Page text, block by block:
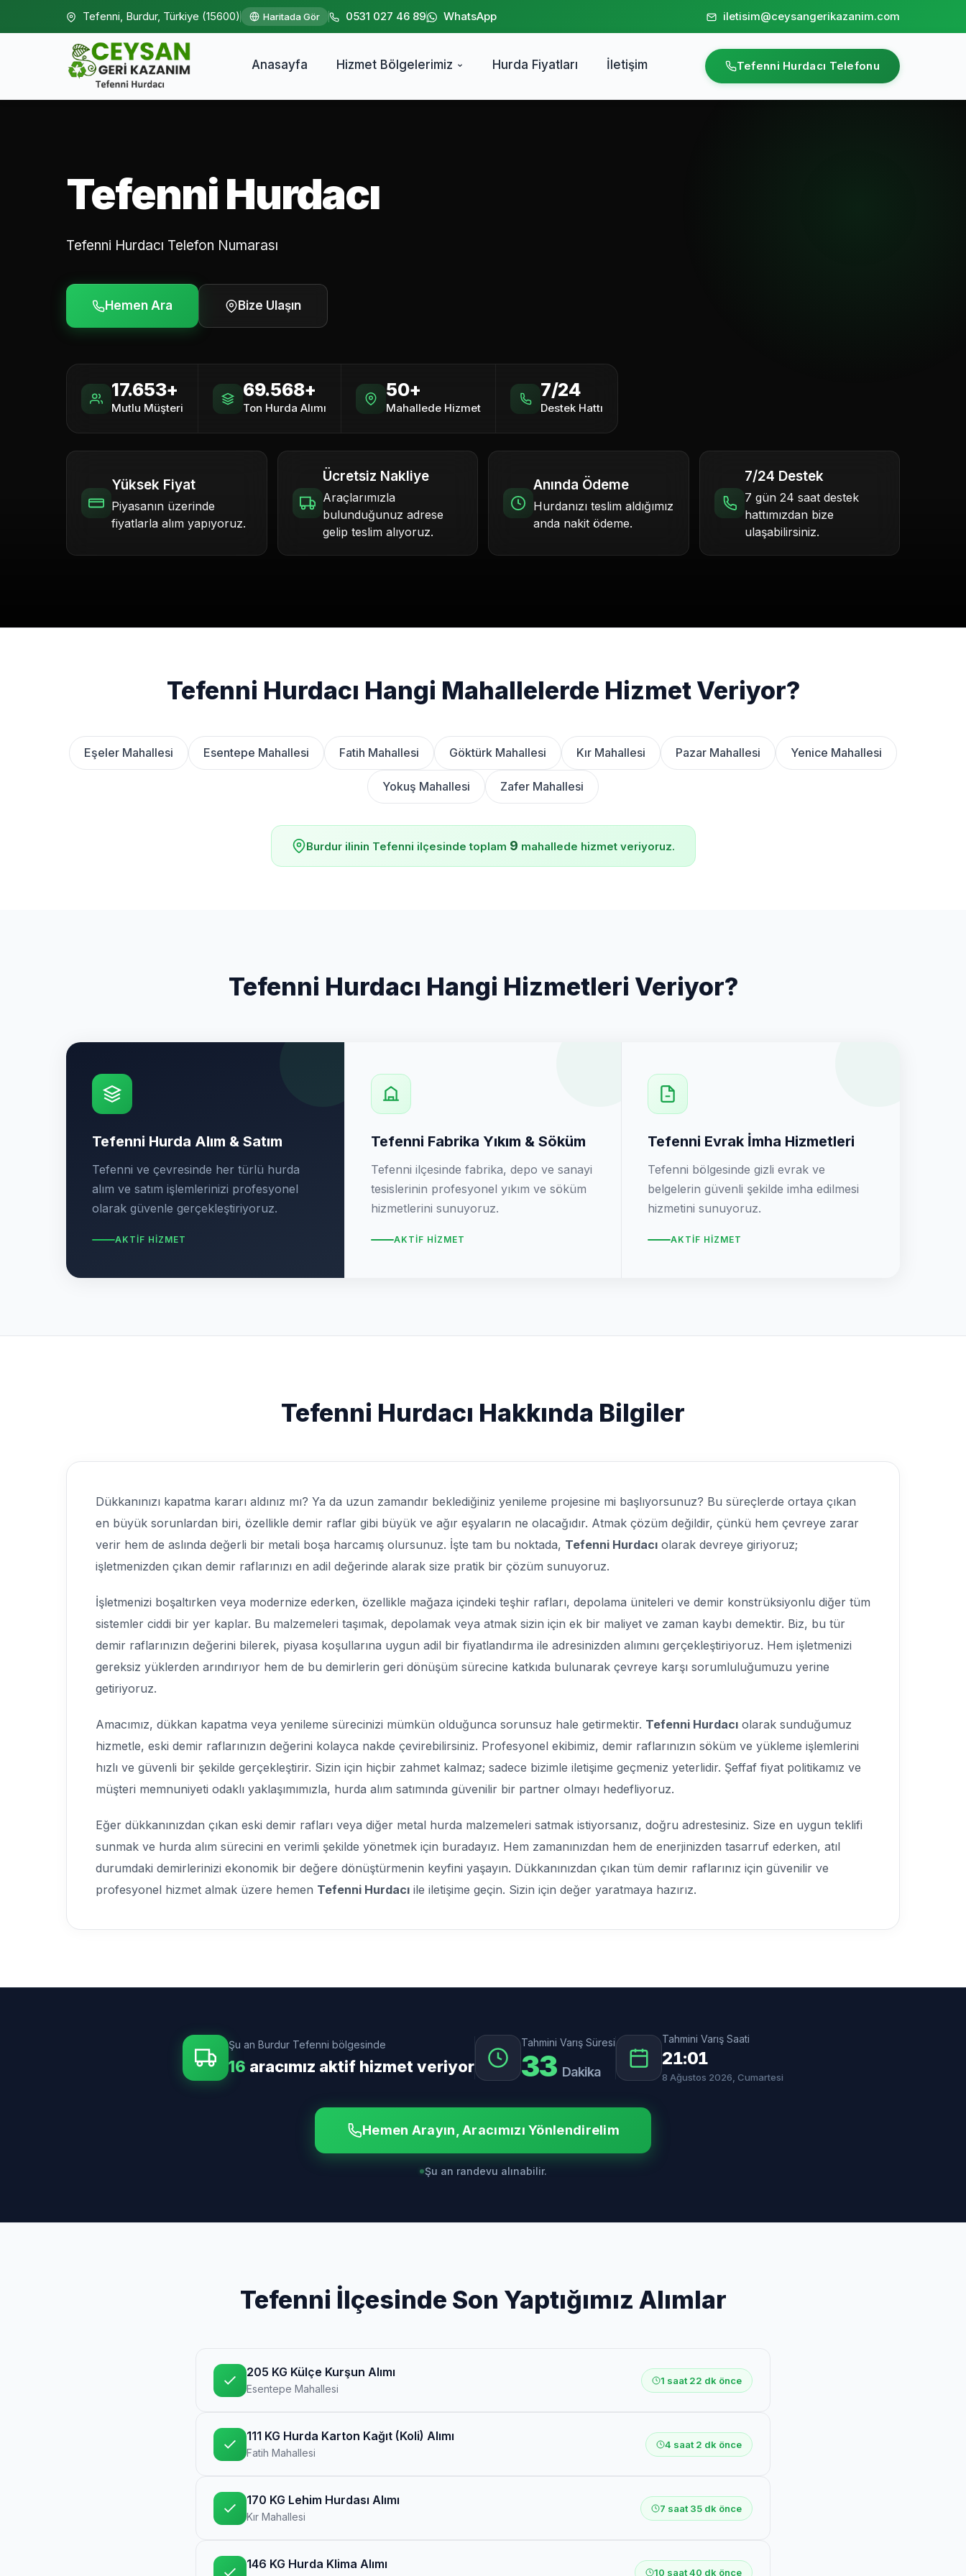
Tefenni, Burdur, Türkiye (15600) Haritada Gör 0531 027 46 89 WhatsApp iletisim@ceysangerikazanim.com
Anasayfa Hizmet Bölgelerimiz Hurda Fiyatları İletişim Tefenni Hurdacı Telefonu
Tefenni Hurdacı
Tefenni Hurdacı Telefon Numarası
Hemen Ara Bize Ulaşın
17.653+
Mutlu Müşteri
69.568+
Ton Hurda Alımı
50+
Mahallede Hizmet
7/24
Destek Hattı
Yüksek Fiyat
Piyasanın üzerinde
fiyatlarla alım yapıyoruz.
Ücretsiz Nakliye
Araçlarımızla
bulunduğunuz adrese
gelip teslim alıyoruz.
Anında Ödeme
Hurdanızı teslim aldığımız
anda nakit ödeme.
7/24 Destek
7 gün 24 saat destek
hattımızdan bize
ulaşabilirsiniz.
Tefenni Hurdacı Hangi Mahallelerde Hizmet Veriyor?
Eşeler Mahallesi Esentepe Mahallesi Fatih Mahallesi Göktürk Mahallesi Kır Mahallesi Pazar Mahallesi Yenice Mahallesi
Yokuş Mahallesi Zafer Mahallesi
Burdur ilinin Tefenni ilçesinde toplam 9 mahallede hizmet veriyoruz.
Tefenni Hurdacı Hangi Hizmetleri Veriyor?
Tefenni Hurda Alım & Satım
Tefenni ve çevresinde her türlü hurda
alım ve satım işlemlerinizi profesyonel
olarak güvenle gerçekleştiriyoruz.
AKTIF HIZMET
Tefenni Fabrika Yıkım & Söküm
Tefenni ilçesinde fabrika, depo ve sanayi
tesislerinin profesyonel yıkım ve söküm
hizmetlerini sunuyoruz.
AKTIF HIZMET
Tefenni Evrak İmha Hizmetleri
Tefenni bölgesinde gizli evrak ve
belgelerin güvenli şekilde imha edilmesi
hizmetini sunuyoruz.
AKTIF HIZMET
Tefenni Hurdacı Hakkında Bilgiler
Dükkanınızı kapatma kararı aldınız mı? Ya da uzun zamandır beklediğiniz yenileme projesine mi başlıyorsunuz? Bu süreçlerde ortaya çıkan
en büyük sorunlardan biri, özellikle demir raflar gibi büyük ve ağır eşyaların ne olacağıdır. Atmak çözüm değildir, çünkü hem çevreye zarar
verir hem de aslında değerli bir metali boşa harcamış olursunuz. İşte tam bu noktada, Tefenni Hurdacı olarak devreye giriyoruz;
işletmenizden çıkan demir raflarınızı en adil değerinde alarak size pratik bir çözüm sunuyoruz.
İşletmenizi boşaltırken veya modernize ederken, özellikle mağaza içindeki teşhir rafları, depolama üniteleri ve demir konstrüksiyonlu diğer tüm
sistemler ciddi bir yer kaplar. Bu malzemeleri taşımak, depolamak veya atmak sizin için ek bir maliyet ve zaman kaybı demektir. Biz, bu tür
demir raflarınızın değerini bilerek, piyasa koşullarına uygun adil bir fiyatlandırma ile adresinizden alımını gerçekleştiriyoruz. Hem işletmenizi
gereksiz yüklerden arındırıyor hem de bu demirlerin geri dönüşüm sürecine katkıda bulunarak çevreye karşı sorumluluğumuzu yerine
getiriyoruz.
Amacımız, dükkan kapatma veya yenileme sürecinizi mümkün olduğunca sorunsuz hale getirmektir. Tefenni Hurdacı olarak sunduğumuz
hizmetle, eski demir raflarınızın değerini kolayca nakde çevirebilirsiniz. Profesyonel ekibimiz, demir raflarınızın söküm ve yükleme işlemlerini
hızlı ve güvenli bir şekilde gerçekleştirir. Sizin için hiçbir zahmet kalmaz; sadece bizimle iletişime geçmeniz yeterlidir. Şeffaf fiyat politikamız ve
müşteri memnuniyeti odaklı yaklaşımımızla, hurda alım satımında güvenilir bir partner olmayı hedefliyoruz.
Eğer dükkanınızdan çıkan eski demir rafları veya diğer metal hurda malzemeleri satmak istiyorsanız, doğru adrestesiniz. Size en uygun teklifi
sunmak ve hurda alım sürecini en verimli şekilde yönetmek için buradayız. Hem zamanınızdan hem de enerjinizden tasarruf ederken, atıl
durumdaki demirlerinizi ekonomik bir değere dönüştürmenin keyfini yaşayın. Dükkanınızdan çıkan tüm demir raflarınız için güvenilir ve
profesyonel hizmet almak üzere hemen Tefenni Hurdacı ile iletişime geçin. Sizin için değer yaratmaya hazırız.
Şu an Burdur Tefenni bölgesinde
16 aracımız aktif hizmet veriyor
Tahmini Varış Süresi
33 Dakika
Tahmini Varış Saati
21:01
8 Ağustos 2026, Cumartesi
Hemen Arayın, Aracımızı Yönlendirelim
Şu an randevu alınabilir.
Tefenni İlçesinde Son Yaptığımız Alımlar
205 KG Külçe Kurşun Alımı
Esentepe Mahallesi
1 saat 22 dk önce
111 KG Hurda Karton Kağıt (Koli) Alımı
Fatih Mahallesi
4 saat 2 dk önce
170 KG Lehim Hurdası Alımı
Kır Mahallesi
7 saat 35 dk önce
146 KG Hurda Klima Alımı
10 saat 40 dk önce